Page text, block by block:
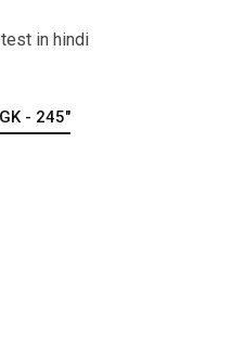
test in hindi
- 245"